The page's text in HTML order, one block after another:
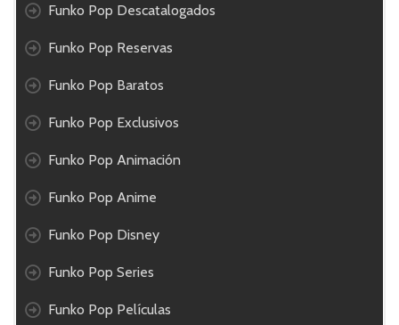
Funko Pop Descatalogados
Funko Pop Reservas
Funko Pop Baratos
Funko Pop Exclusivos
Funko Pop Animación
Funko Pop Anime
Funko Pop Disney
Funko Pop Series
Funko Pop Películas